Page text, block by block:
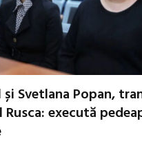
și Svetlana Popan,
execută